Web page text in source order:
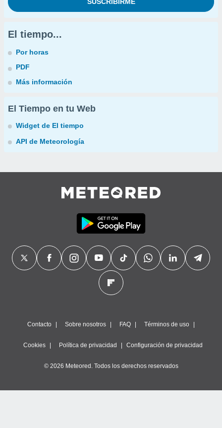
El tiempo...
Por horas
PDF
Más información
El Tiempo en tu Web
Widget de El tiempo
API de Meteorología
Contacto Sobre nosotros FAQ Términos de uso
Cookies Política de privacidad Configuración de privacidad
© 2026 Meteored. Todos los derechos reservados